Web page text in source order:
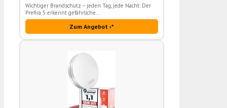
Wichtiger Brandschutz – jeden Tag, jede Nacht: Der
Prefira 5 erkennt gefährliche…
Zum Angebot ›*